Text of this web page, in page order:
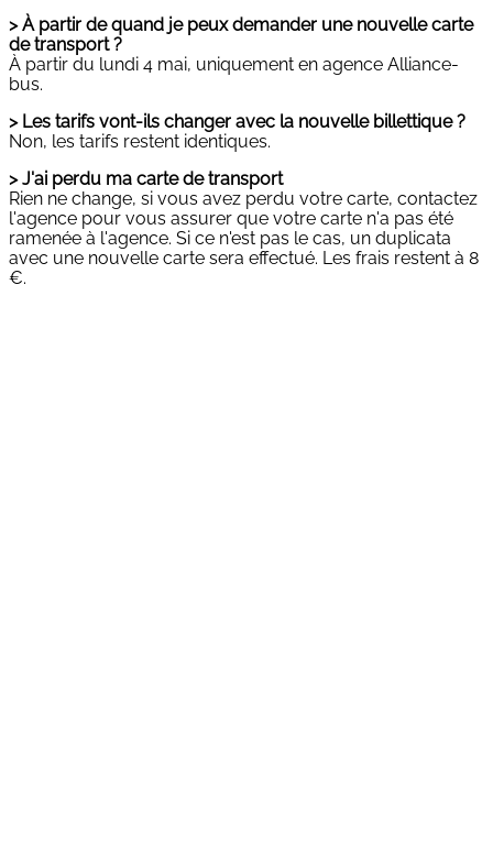
> À partir de quand je peux demander une nouvelle carte
de transport ?
À partir du lundi 4 mai, uniquement en agence Alliance-
bus.
> Les tarifs vont-ils changer avec la nouvelle billettique ?
Non, les tarifs restent identiques.
> J'ai perdu ma carte de transport
Rien ne change, si vous avez perdu votre carte, contactez
l'agence pour vous assurer que votre carte n'a pas été
ramenée à l'agence. Si ce n'est pas le cas, un duplicata
avec une nouvelle carte sera effectué. Les frais restent à 8
€.